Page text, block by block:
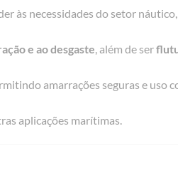
às necessidades do setor náutico,
e ao desgaste , além de ser
amarrações seguras e uso
aplicações marítimas.